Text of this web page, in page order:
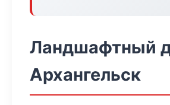
Ландшафтный
Архангельск